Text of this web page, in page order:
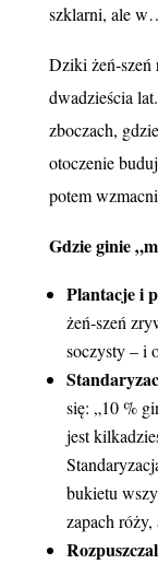
szklarni, ale
Dziki
dwadzieścia
zboczach,
otoczenie
potem
Gdzie ginie
Plantacje i
żeń‑szeń
soczysty – i
się: „10 %
jest
bukietu
zapach